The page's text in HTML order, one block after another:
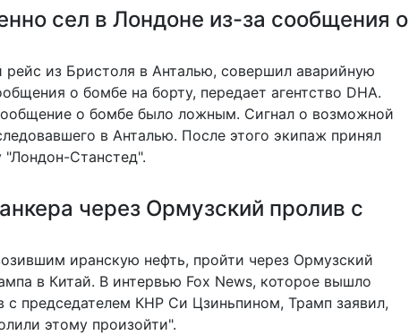
сел в Лондоне из-за сообщения о
из Бристоля в Анталью, совершил аварийную
о бомбе на борту, передает агентство DHA.
о бомбе было ложным. Сигнал о возможной
в Анталью. После этого экипаж принял
"Лондон-Станстед".
через Ормузский пролив с
иранскую нефть, пройти через Ормузский
в Китай. В интервью Fox News, которое вышло
с председателем КНР Си Цзиньпином, Трамп заявил,
этому произойти".